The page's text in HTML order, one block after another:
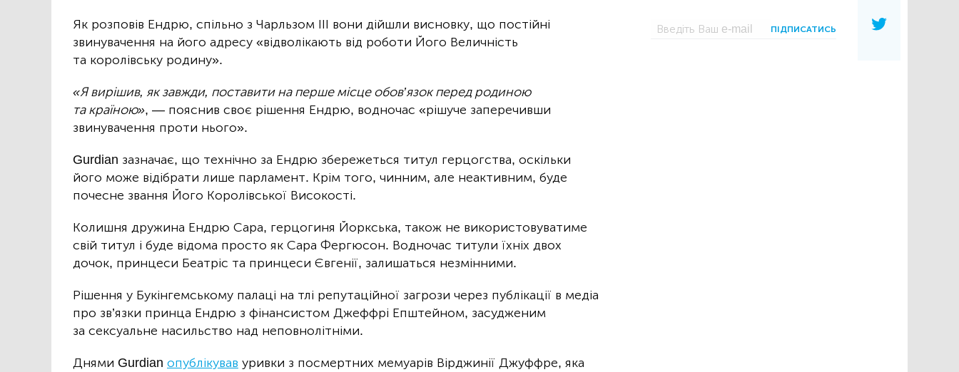
Як розповів Ендрю, спільно з Чарльзом ІІІ вони дійшли висновку, що постійні
звинувачення на його адресу «відволікають від роботи Його Величність
та королівську родину».
«Я вирішив, як завжди, поставити на перше місце обов’язок перед родиною
та країною», — пояснив своє рішення Ендрю, водночас «рішуче заперечивши
звинувачення проти нього».
Gurdian зазначає, що технічно за Ендрю збережеться титул герцогства, оскільки
його може відібрати лише парламент. Крім того, чинним, але неактивним, буде
почесне звання Його Королівської Високості.
Колишня дружина Ендрю Сара, герцогиня Йоркська, також не використовуватиме
свій титул і буде відома просто як Сара Фергюсон. Водночас титули їхніх двох
дочок, принцеси Беатріс та принцеси Євгенії, залишаться незмінними.
Рішення у Букінгемському палаці на тлі репутаційної загрози через публікації в медіа
про зв’язки принца Ендрю з фінансистом Джеффрі Епштейном, засудженим
за сексуальне насильство над неповнолітніми.
Днями Gurdian опублікував уривки з посмертних мемуарів Вірджинії Джуффре, яка
ПІДПИСАТИСЬ